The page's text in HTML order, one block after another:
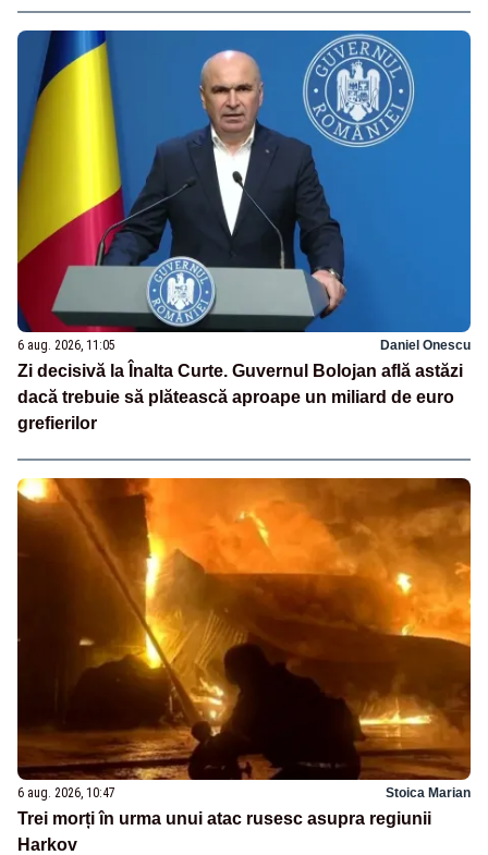
6 aug. 2026, 11:05 Daniel Onescu
Zi decisivă la Înalta Curte. Guvernul Bolojan află astăzi
dacă trebuie să plătească aproape un miliard de euro
grefierilor
6 aug. 2026, 10:47 Stoica Marian
Trei morți în urma unui atac rusesc asupra regiunii
Harkov